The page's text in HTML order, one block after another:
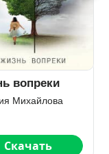
вопреки
Михайлова
Скачать